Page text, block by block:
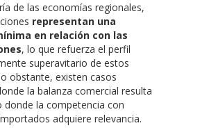
de las economías regionales,
representan una
en relación con las
, lo que refuerza el perfil
superavitario de estos
obstante, existen casos
la balanza comercial resulta
donde la competencia con
adquiere relevancia.